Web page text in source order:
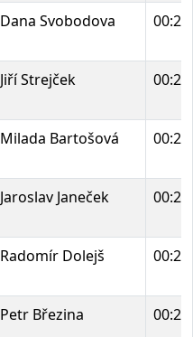
Dana Svobodova
Jiří Strejček
Milada Bartošová
Jaroslav Janeček
Radomír Dolejš
Petr Březina